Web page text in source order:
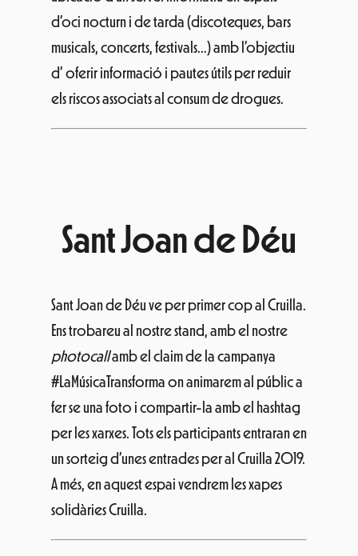
d’oci nocturn i de tarda (discoteques, bars
musicals, concerts, festivals…) amb l’objectiu
d’ oferir informació i pautes útils per reduir
els riscos associats al consum de drogues.
Sant Joan de Déu
Sant Joan de Déu ve per primer cop al Cruilla.
Ens trobareu al nostre stand, amb el nostre
photocallamb el claim de la campanya
#LaMúsicaTransforma on animarem al públic a
fer se una foto i compartir-la amb el hashtag
per les xarxes. Tots els participants entraran en
un sorteig d’unes entrades per al Cruilla 2019.
A més, en aquest espai vendrem les xapes
solidàries Cruilla.